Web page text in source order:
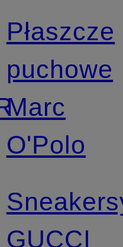
Płaszcze
puchowe
Marc
O'Polo
GUCCI